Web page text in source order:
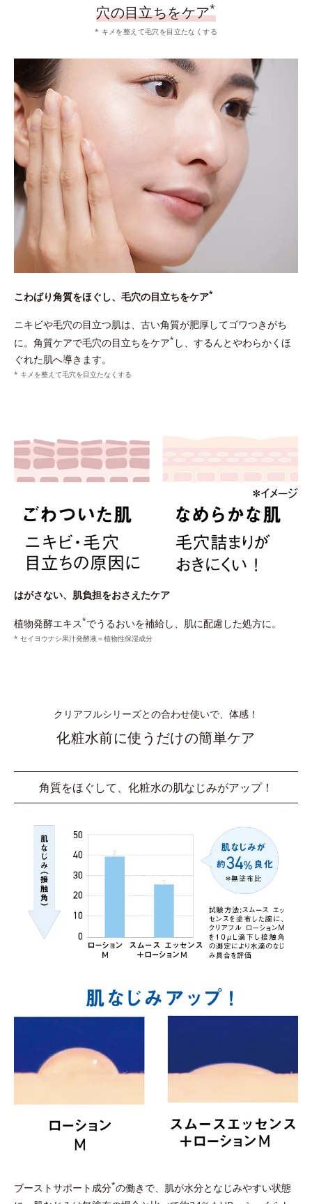
穴の目立ちをケア*
* キメを整えて毛穴を目立たなくする
こわばり角質をほぐし、毛穴の目立ちをケア*
ニキビや毛穴の目立つ肌は、古い角質が肥厚してゴワつきがち
に。角質ケアで毛穴の目立ちをケア* し、するんとやわらかくほ
ぐれた肌へ導きます。
* キメを整えて毛穴を目立たなくする
はがさない、肌負担をおさえたケア
植物発酵エキス*でうるおいを補給し、肌に配慮した処方に。
* セイヨウナシ果汁発酵液＝植物性保湿成分
クリアフルシリーズとの合わせ使いで、体感！
化粧水前に使うだけの簡単ケア
角質をほぐして、化粧水の肌なじみがアップ！
ブーストサポート成分*の働きで、肌が水分となじみやすい状態